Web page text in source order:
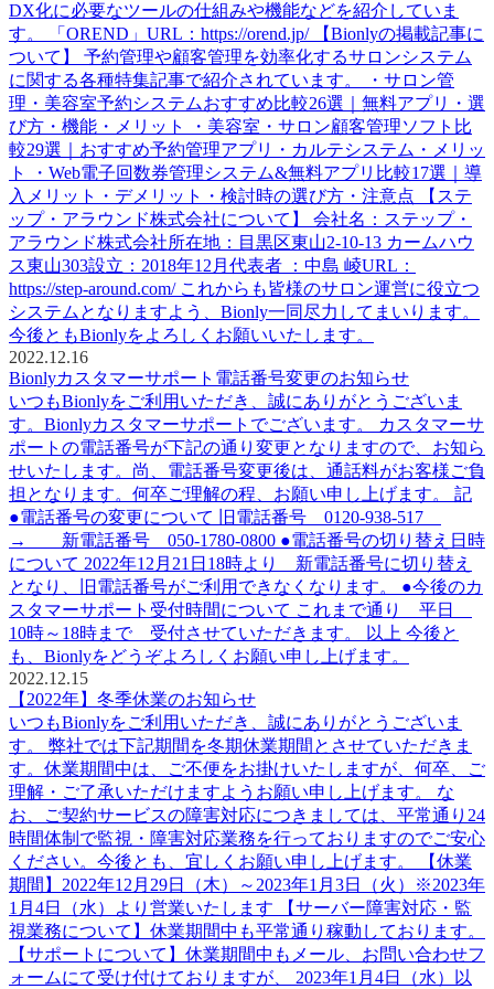
DX化に必要なツールの仕組みや機能などを紹介していま
す。 「OREND」URL：https://orend.jp/ 【Bionlyの掲載記事に
ついて】 予約管理や顧客管理を効率化するサロンシステム
に関する各種特集記事で紹介されています。 ・サロン管
理・美容室予約システムおすすめ比較26選｜無料アプリ・選
び方・機能・メリット ・美容室・サロン顧客管理ソフト比
較29選｜おすすめ予約管理アプリ・カルテシステム・メリッ
ト ・Web電子回数券管理システム&無料アプリ比較17選｜導
入メリット・デメリット・検討時の選び方・注意点 【ステ
ップ・アラウンド株式会社について】 会社名：ステップ・
アラウンド株式会社所在地：目黒区東山2-10-13 カームハウ
ス東山303設立：2018年12月代表者 ：中島 崚URL：
https://step-around.com/ これからも皆様のサロン運営に役立つ
システムとなりますよう、Bionly一同尽力してまいります。
今後ともBionlyをよろしくお願いいたします。
2022.12.16
Bionlyカスタマーサポート電話番号変更のお知らせ
いつもBionlyをご利用いただき、誠にありがとうございま
す。Bionlyカスタマーサポートでございます。 カスタマーサ
ポートの電話番号が下記の通り変更となりますので、お知ら
せいたします。尚、電話番号変更後は、通話料がお客様ご負
担となります。何卒ご理解の程、お願い申し上げます。 記
●電話番号の変更について 旧電話番号 0120-938-517
→ 新電話番号 050-1780-0800 ●電話番号の切り替え日時
について 2022年12月21日18時より 新電話番号に切り替え
となり、旧電話番号がご利用できなくなります。 ●今後のカ
スタマーサポート受付時間について これまで通り 平日
10時～18時まで 受付させていただきます。 以上 今後と
も、Bionlyをどうぞよろしくお願い申し上げます。
2022.12.15
【2022年】冬季休業のお知らせ
いつもBionlyをご利用いただき、誠にありがとうございま
す。 弊社では下記期間を冬期休業期間とさせていただきま
す。休業期間中は、ご不便をお掛けいたしますが、何卒、ご
理解・ご了承いただけますようお願い申し上げます。 な
お、ご契約サービスの障害対応につきましては、平常通り24
時間体制で監視・障害対応業務を行っておりますのでご安心
ください。今後とも、宜しくお願い申し上げます。 【休業
期間】2022年12月29日（木）～2023年1月3日（火）※2023年
1月4日（水）より営業いたします 【サーバー障害対応・監
視業務について】休業期間中も平常通り稼動しております。
【サポートについて】休業期間中もメール、お問い合わせフ
ォームにて受け付けておりますが、 2023年1月4日（水）以